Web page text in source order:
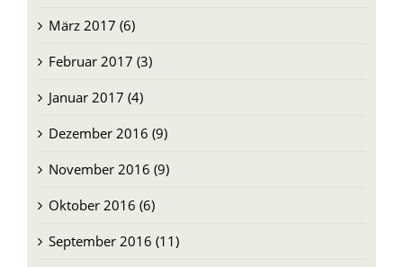
März 2017 (6)
Februar 2017 (3)
Januar 2017 (4)
Dezember 2016 (9)
November 2016 (9)
Oktober 2016 (6)
September 2016 (11)